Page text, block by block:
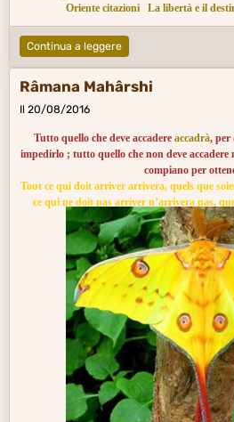
Oriente citazioni
La libertà e il
Continua a leggere
Râmana Mahârshi
Il 20/08/2016
Tutto quello che deve accadere accadrà, per
impedirlo ; tutto quello che non deve
compiano per
Tout ce qui doit arriver arrivera, quels que
ce qui ne doit pas arriver n’arrivera pas,
l’obtenir.